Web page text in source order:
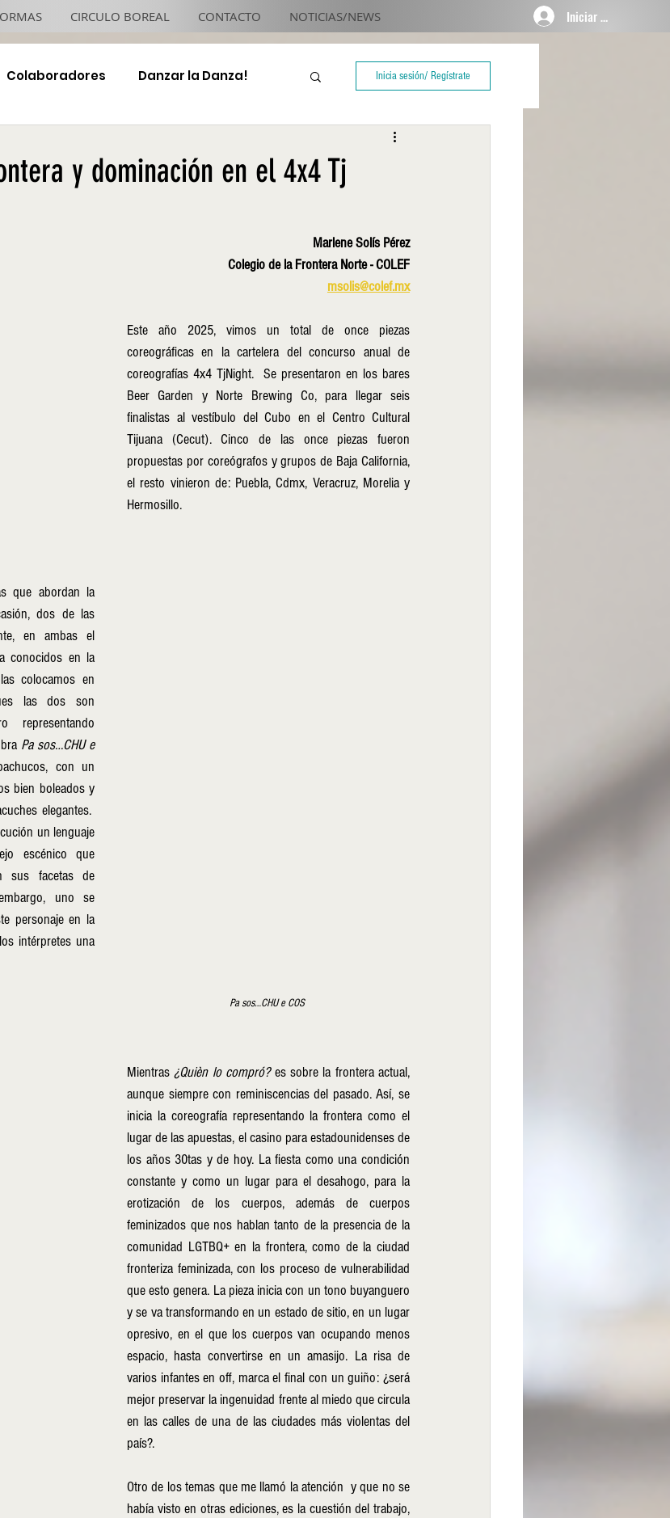
CIRCULO BOREAL CONTACTO NOTICIAS/NEWS Iniciar sesión
Colaboradores Danzar la Danza! Inicia sesión/ Regístrate
y dominación en el 4x4 Tj
Marlene Solís Pérez
Colegio de la Frontera Norte - COLEF
msolis@colef.mx
Este año 2025, vimos un total de once piezas
coreográficas en la cartelera del concurso anual de
coreografías 4x4 TjNight.  Se presentaron en los bares
Beer Garden y Norte Brewing Co, para llegar seis
finalistas al vestíbulo del Cubo en el Centro Cultural
Tijuana (Cecut). Cinco de las once piezas fueron
propuestas por coreógrafos y grupos de Baja California,
el resto vinieron de: Puebla, Cdmx, Veracruz, Morelia y
Hermosillo.
Pa sos…CHU e COS
que abordan la
dos de las
en ambas el
conocidos en la
colocamos en
las dos son
representando
Pa sos…CHU e
con un
bien boleados y
elegantes.
un lenguaje
escénico que
sus facetas de
uno se
personaje en la
intérpretes una
Mientras ¿Quièn lo compró? es sobre la frontera actual,
aunque siempre con reminiscencias del pasado. Así, se
inicia la coreografía representando la frontera como el
lugar de las apuestas, el casino para estadounidenses de
los años 30tas y de hoy. La fiesta como una condición
constante y como un lugar para el desahogo, para la
erotización de los cuerpos, además de cuerpos
feminizados que nos hablan tanto de la presencia de la
comunidad LGTBQ+ en la frontera, como de la ciudad
fronteriza feminizada, con los proceso de vulnerabilidad
que esto genera. La pieza inicia con un tono buyanguero
y se va transformando en un estado de sitio, en un lugar
opresivo, en el que los cuerpos van ocupando menos
espacio, hasta convertirse en un amasijo. La risa de
varios infantes en off, marca el final con un guiño: ¿será
mejor preservar la ingenuidad frente al miedo que circula
en las calles de una de las ciudades más violentas del
país?.
Otro de los temas que me llamó la atención  y que no se
había visto en otras ediciones, es la cuestión del trabajo,